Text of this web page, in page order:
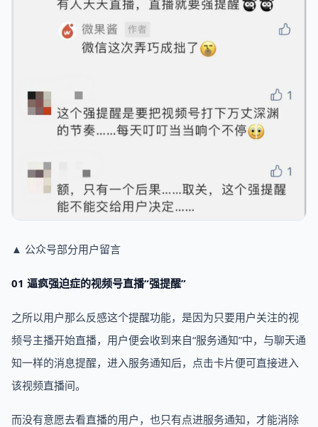
▲ 公众号部分用户留言
01 逼疯强迫症的视频号直播“强提醒”
之所以用户那么反感这个提醒功能，是因为只要用户关注的视
频号主播开始直播，用户便会收到来自“服务通知”中，与聊天通
知一样的消息提醒，进入服务通知后，点击卡片便可直接进入
该视频直播间。
而没有意愿去看直播的用户，也只有点进服务通知，才能消除